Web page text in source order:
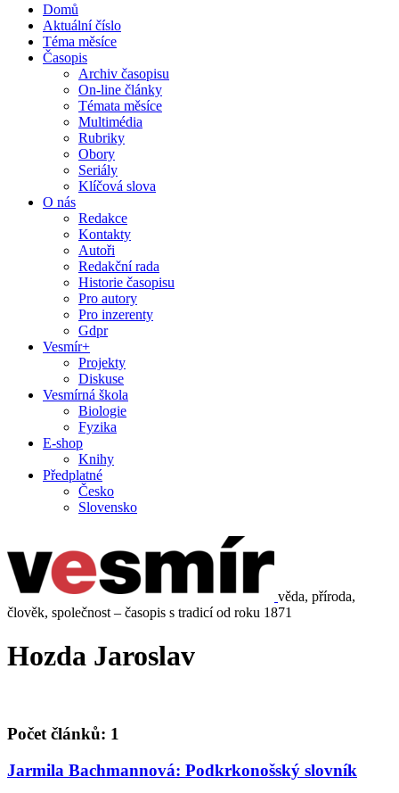
Domů
Aktuální číslo
Téma měsíce
Časopis
Archiv časopisu
On-line články
Témata měsíce
Multimédia
Rubriky
Obory
Seriály
Klíčová slova
O nás
Redakce
Kontakty
Autoři
Redakční rada
Historie časopisu
Pro autory
Pro inzerenty
Gdpr
Vesmír+
Projekty
Diskuse
Vesmírná škola
Biologie
Fyzika
E-shop
Knihy
Předplatné
Česko
Slovensko
věda, příroda,
člověk, společnost – časopis s tradicí od roku 1871
Hozda Jaroslav
Počet článků: 1
Jarmila Bachmannová: Podkrkonošský slovník